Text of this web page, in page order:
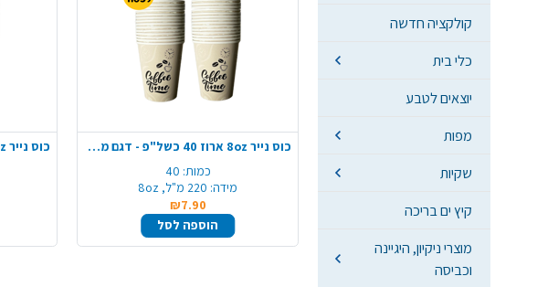
קולקציה חדשה
כלי בית
יוצאים לטבע
מפות
שקיות
קיץ ים בריכה
מוצרי ניקיון, היגיינה
וכביסה
כוס נייר 8oz ארוז 40 כשל"פ - דגם משתנה
כמות: 40
מידה: 220 מ"ל, 8oz
₪7.90
הוספה לסל